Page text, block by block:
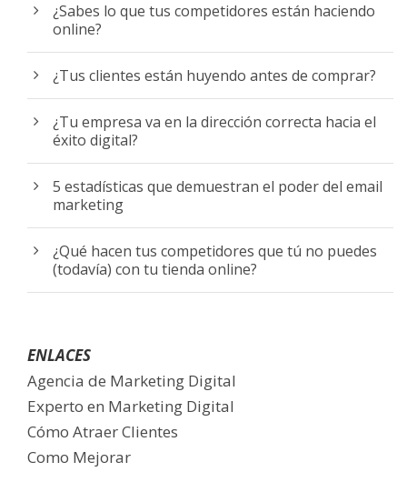
¿Sabes lo que tus competidores están haciendo
online?
¿Tus clientes están huyendo antes de comprar?
¿Tu empresa va en la dirección correcta hacia el
éxito digital?
5 estadísticas que demuestran el poder del email
marketing
¿Qué hacen tus competidores que tú no puedes
(todavía) con tu tienda online?
ENLACES
Agencia de Marketing Digital
Experto en Marketing Digital
Cómo Atraer Clientes
Como Mejorar